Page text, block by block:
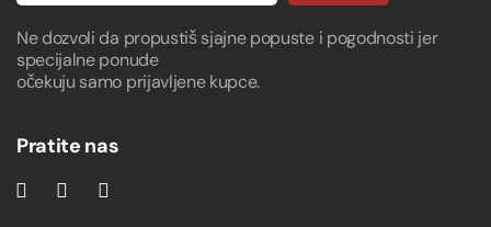
Ne dozvoli da propustiš sjajne popuste i pogodnosti jer
specijalne ponude
očekuju samo prijavljene kupce.
Pratite nas